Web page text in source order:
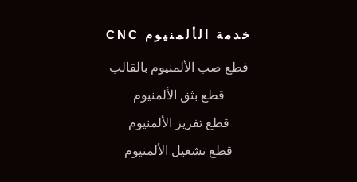
خدمة الألمنيوم CNC
قطع صب الألمنيوم بالقالب
قطع بثق الألمنيوم
قطع تفريز الألمنيوم
قطع تشغيل الألمنيوم